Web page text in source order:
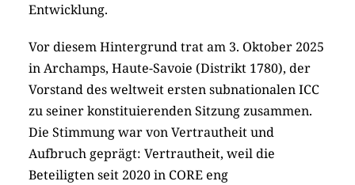
Entwicklung.
Vor diesem Hintergrund trat am 3. Oktober 2025
in Archamps, Haute-Savoie (Distrikt 1780), der
Vorstand des weltweit ersten subnationalen ICC
zu seiner konstituierenden Sitzung zusammen.
Die Stimmung war von Vertrautheit und
Aufbruch geprägt: Vertrautheit, weil die
Beteiligten seit 2020 in CORE eng